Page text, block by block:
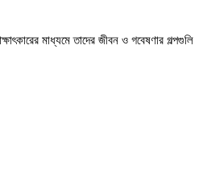
মাধ্যমে তাদের জীবন ও গবেষণার গল্পগুলি